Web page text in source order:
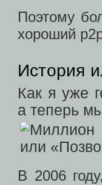
Поэтому
хороший
История
Как я уже
а теперь
В 2006